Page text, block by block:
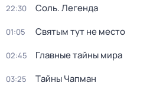
22:30 Соль. Легенда
01:05 Святым тут не место
02:45 Главные тайны мира
03:25 Тaйны Чапман